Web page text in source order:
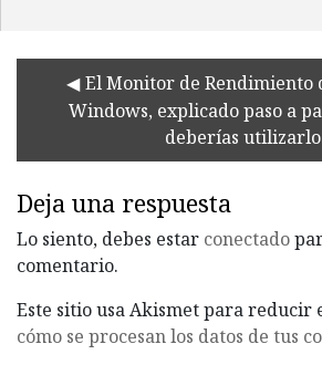
El Monitor de Rendimiento
Windows, explicado paso a
deberías
Deja una respuesta
Lo siento, debes estar conectado
comentario.
Este sitio usa Akismet para reducir
cómo se procesan los datos de tus